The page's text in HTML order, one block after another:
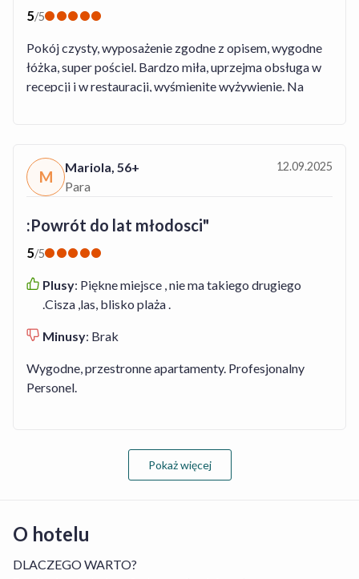
5/5
Pokój czysty, wyposażenie zgodne z opisem, wygodne
łóżka, super pościel. Bardzo miła, uprzejma obsługa w
recepcji i w restauracji, wyśmienite wyżywienie. Na
M
Mariola, 56+
Para
:Powrót do lat młodosci"
5/5
Plusy: Piękne miejsce , nie ma takiego drugiego
.Cisza ,las, blisko plaża .
Minusy: Brak
Wygodne, przestronne apartamenty. Profesjonalny
Personel.
12.09.2025
Pokaż więcej
O hotelu
DLACZEGO WARTO?